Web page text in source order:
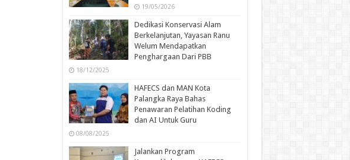
19/05/2026
Dedikasi Konservasi Alam
Berkelanjutan, Yayasan Ranu
Welum Mendapatkan
Penghargaan Dari PBB
18/12/2025
HAFECS dan MAN Kota
Palangka Raya Bahas
Penawaran Pelatihan Koding
dan AI Untuk Guru
08/08/2025
Jalankan Program